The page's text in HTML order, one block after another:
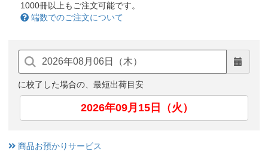
1000冊以上もご注文可能です。
端数でのご注文について
に校了した場合の、最短出荷目安
2026年09月15日（火）
商品お預かりサービス